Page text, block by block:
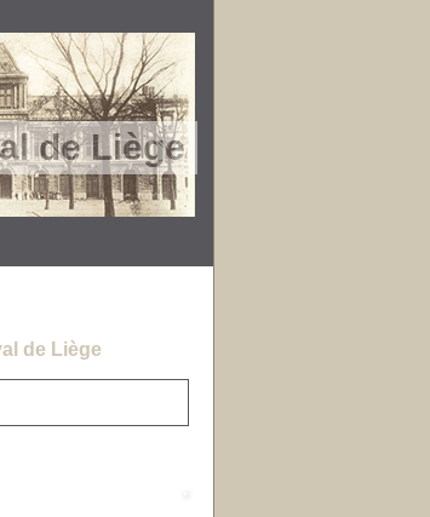
de Liège
de Liège